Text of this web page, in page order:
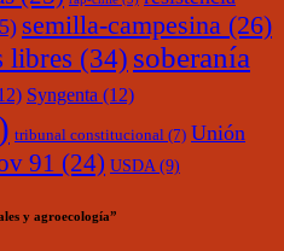
semilla-campesina (26)
libres (34) soberanía
Syngenta (12)
tribunal constitucional (7) Unión
91 (24) USDA (9)
y agroecología”